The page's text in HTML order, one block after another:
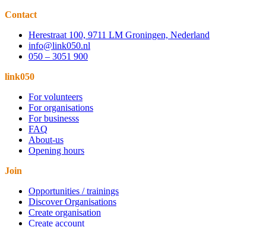
Contact
Herestraat 100, 9711 LM Groningen, Nederland
info@link050.nl
050 – 3051 900
link050
For volunteers
For organisations
For businesss
FAQ
About-us
Opening hours
Join
Opportunities / trainings
Discover Organisations
Create organisation
Create account